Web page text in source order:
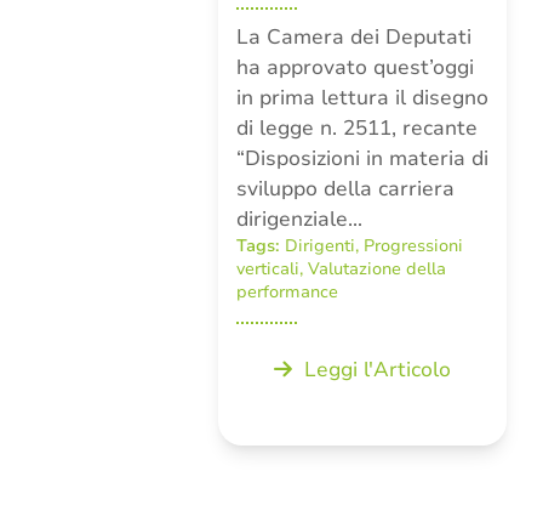
La Camera dei Deputati
ha approvato quest’oggi
in prima lettura il disegno
di legge n. 2511, recante
“Disposizioni in materia di
sviluppo della carriera
dirigenziale…
Tags: Dirigenti, Progressioni
verticali, Valutazione della
performance
Leggi l'Articolo